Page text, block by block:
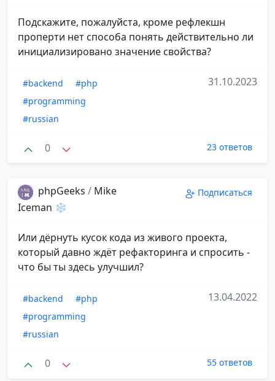
Подскажите, пожалуйста, кроме рефлекшн
проперти нет способа понять действительно ли
инициализировано значение свойства?
#backend
#php
#programming
#russian
31.10.2023
0 23 ответов
phpGeeks / Mike
Iceman ❄️
Подписаться
Или дёрнуть кусок кода из живого проекта,
который давно ждёт рефакторинга и спросить -
что бы ты здесь улучшил?
#backend
#php
#programming
#russian
13.04.2022
0 55 ответов